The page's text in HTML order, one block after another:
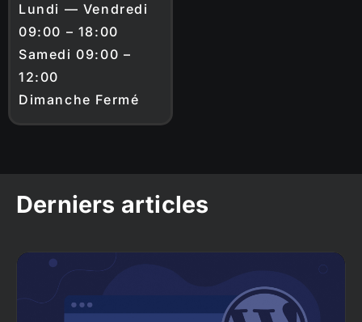
Lundi — Vendredi
09:00 – 18:00
Samedi 09:00 –
12:00
Dimanche Fermé
Derniers articles